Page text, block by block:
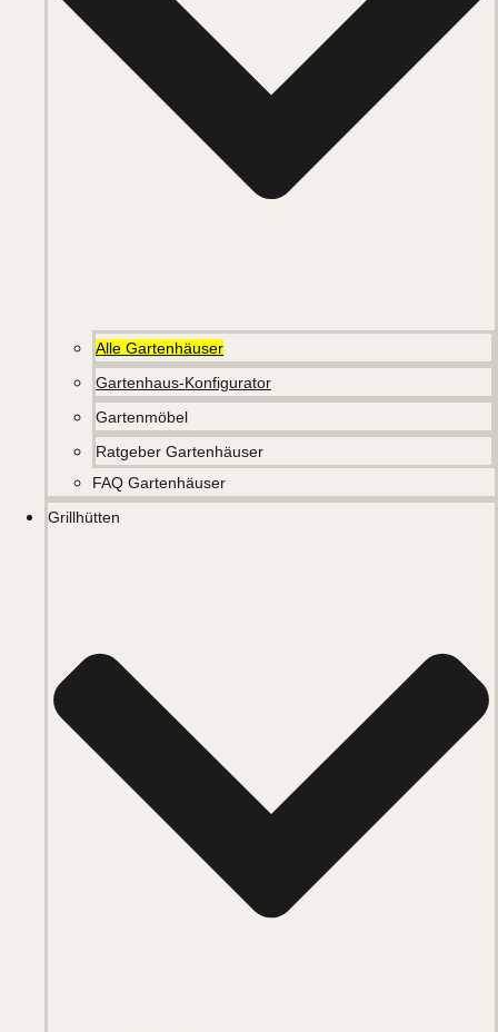
Alle Gartenhäuser
Gartenhaus-Konfigurator
Gartenmöbel
Ratgeber Gartenhäuser
FAQ Gartenhäuser
Grillhütten